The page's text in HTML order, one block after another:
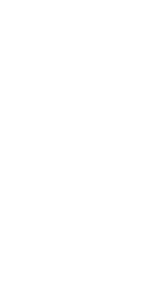
ต่างอย่างตั้ง
กับทีมงานบริ
ยคุณขายบ้านมาน